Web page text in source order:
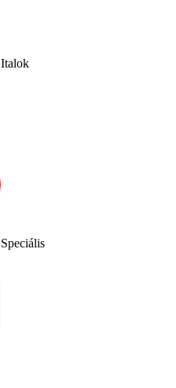
Italok
Speciális